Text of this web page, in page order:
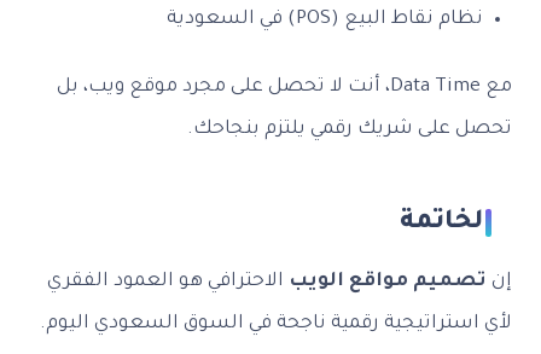
نظام نقاط البيع (POS) في السعودية
مع Data Time، أنت لا تحصل على مجرد موقع ويب، بل
تحصل على شريك رقمي يلتزم بنجاحك.
الخاتمة
إن تصميم مواقع الويب الاحترافي هو العمود الفقري
لأي استراتيجية رقمية ناجحة في السوق السعودي اليوم.